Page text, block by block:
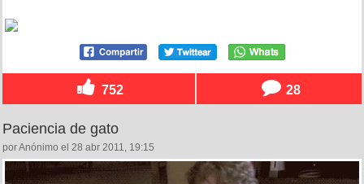
752 28
Paciencia de gato
por Anónimo el 28 abr 2011, 19:15